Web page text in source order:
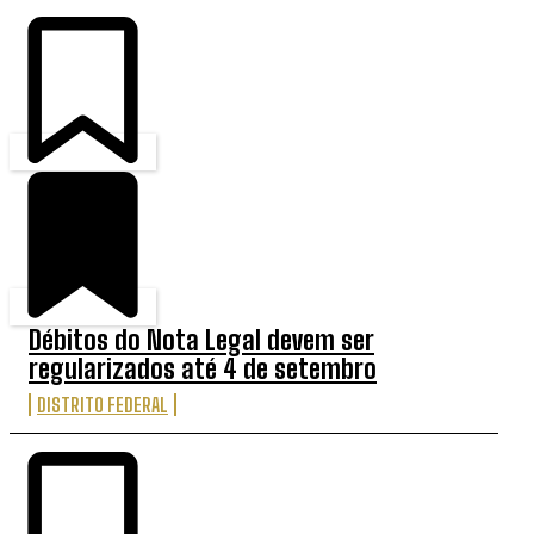
Débitos do Nota Legal devem ser
regularizados até 4 de setembro
DISTRITO FEDERAL